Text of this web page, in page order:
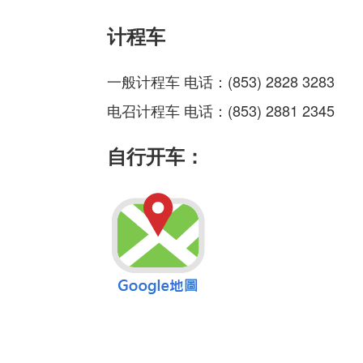
计程车
一般计程车 电话：(853) 2828 3283
电召计程车 电话：(853) 2881 2345
自行开车：